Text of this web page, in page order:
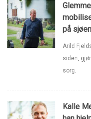
på sjøen
Arild
siden,
sorg.
Kalle